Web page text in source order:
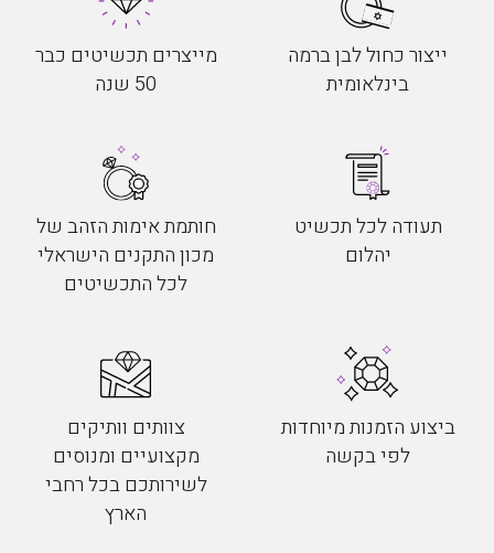
ייצור כחול לבן ברמה
בינלאומית
מייצרים תכשיטים כבר
50 שנה
תעודה לכל תכשיט
יהלום
חותמת אימות הזהב של
מכון התקנים הישראלי
לכל התכשיטים
ביצוע הזמנות מיוחדות
לפי בקשה
צוותים וותיקים
מקצועיים ומנוסים
לשירותכם בכל רחבי
הארץ